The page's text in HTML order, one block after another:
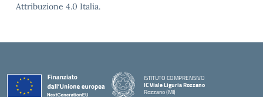
Attribuzione 4.0 Italia.
ISTITUTO COMPRENSIVO
IC Viale Liguria Rozzano
Rozzano (MI)